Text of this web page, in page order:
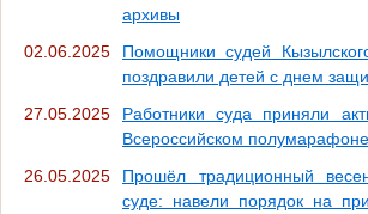
архивы
02.06.2025
Помощники судей
поздравили детей с днем
27.05.2025
Работники суда приняли
Всероссийском
26.05.2025
Прошёл традиционный
суде: навели порядок на